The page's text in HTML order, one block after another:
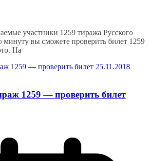
участники 1259 тиража Русского
вы сможете проверить билет 1259
На
1259 — проверить билет